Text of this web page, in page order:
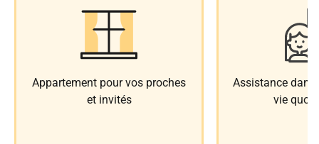
Appartement pour vos proches
et invités
Assistance dans
vie